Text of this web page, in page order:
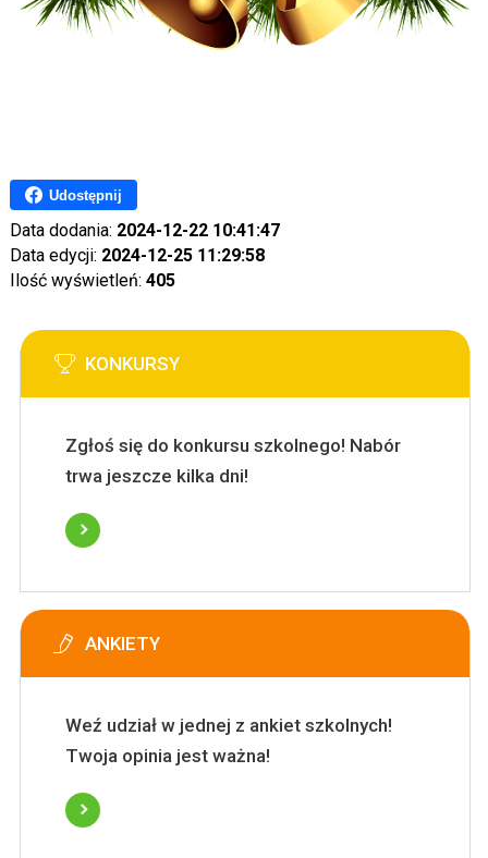
Udostępnij
Data dodania: 2024-12-22 10:41:47
Data edycji: 2024-12-25 11:29:58
Ilość wyświetleń: 405
KONKURSY
Zgłoś się do konkursu szkolnego! Nabór
trwa jeszcze kilka dni!
ANKIETY
Weź udział w jednej z ankiet szkolnych!
Twoja opinia jest ważna!